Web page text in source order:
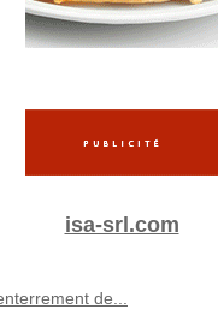
isa-srl.com
de...